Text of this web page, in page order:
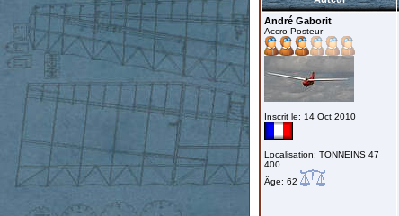
André Gaborit
Accro Posteur
Inscrit le: 14 Oct 2010
Localisation: TONNEINS 47
400
Âge: 62